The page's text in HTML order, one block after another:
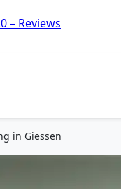
– Reviews
in Giessen